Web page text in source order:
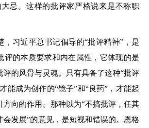
忌。这样的批评家严格说来是不称职
，习近平总书记倡导的“批评精神”，是
评的本质要求和内在属性，它体现的是
评的风骨与灵魂。只有具备了这种“批评
能成为创作的“镜子”和“良药”，才能起
方向的作用。那种以为“不搞批评，任其
会发展”的意见，是短视和错误的。恩格